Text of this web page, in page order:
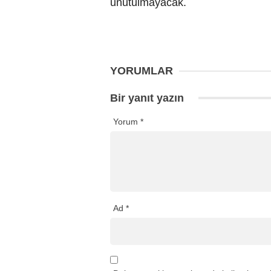
unutulmayacak.
YORUMLAR
Bir yanıt yazın
Yorum *
Ad *